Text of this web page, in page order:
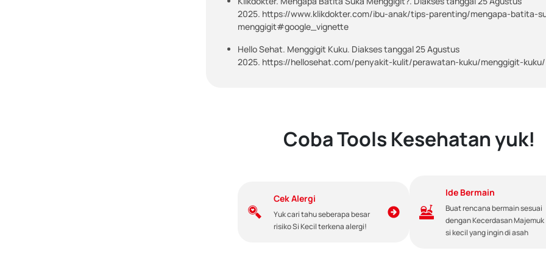
2025. https://www.klikdokter.com/ibu-anak/tips-parenting/mengapa-batita-
menggigit#google_vignette
Hello Sehat. Menggigit Kuku. Diakses tanggal 25 Agustus
2025. https://hellosehat.com/penyakit-kulit/perawatan-kuku/menggigit-kuku/
Coba Tools Kesehatan yuk!
Cek Alergi
Yuk cari tahu seberapa besar
risiko Si Kecil terkena alergi!
Ide Bermain
Buat rencana bermain sesuai
dengan Kecerdasan Majemuk
si kecil yang ingin di asah